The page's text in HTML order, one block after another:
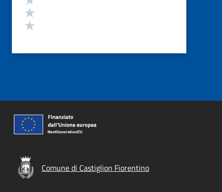
Comune di Castiglion Fiorentino